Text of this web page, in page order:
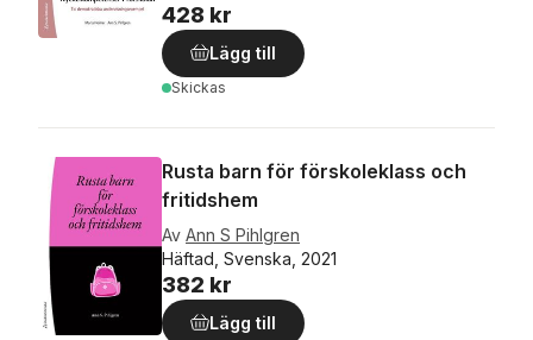
428 kr
Lägg till
Skickas
Rusta barn för förskoleklass och
fritidshem
Av Ann S Pihlgren
Häftad, Svenska, 2021
382 kr
Lägg till